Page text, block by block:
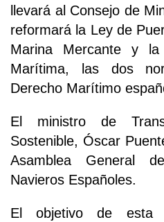
llevará al Consejo de
reformará la Ley de
Marina Mercante y
Marítima, las dos
Derecho Marítimo
El ministro de
Sostenible, Óscar
Asamblea General
Navieros Españoles.
El objetivo de esta